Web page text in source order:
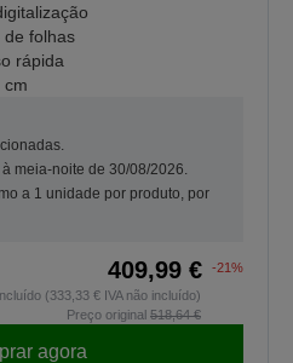
de folhas
rápida
cm
meia-noite de 30/08/2026.
a 1 unidade por produto, por
409,99 €
-21%
(333,33 € IVA não incluído)
Preço original 518,64 €
agora